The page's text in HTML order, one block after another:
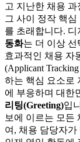
고 지난한 채용
그 사이 정작 핵
를 초래합니다. 디
동화는 더 이상 선
효과적인 채용 자
(Applicant Tracking
하는 핵심 요소로
에 부응하며 대한
리팅(Greeting)입
보에 이르는 모든
여, 채용 담당자